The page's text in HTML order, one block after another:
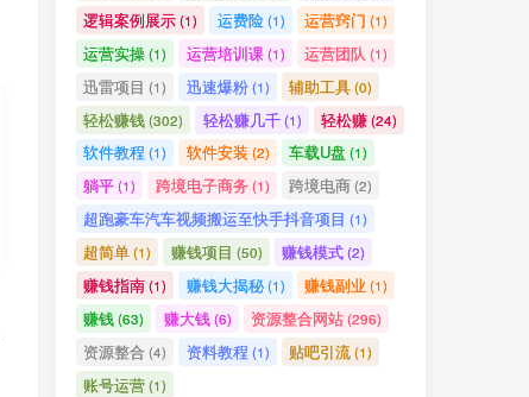
逻辑案例展示(1) 运费险(1) 运营窍门 (1)
运营实操(1) 运营培训课(1) 运营团队 (1)
迅雷项目 (1) 迅速爆粉(1) 辅助工具(0)
轻松赚钱(302) 轻松赚几千(1) 轻松赚(24)
软件教程 (1) 软件安装 (2) 车载U盘 (1)
躺平(1) 跨境电子商务(1) 跨境电商(2)
超跑豪车汽车视频搬运至快手抖音项目 (1)
超简单(1) 赚钱项目 (50) 赚钱模式(2)
赚钱指南(1) 赚钱大揭秘(1) 赚钱副业 (1)
赚钱(63) 赚大钱(6) 资源整合网站(296)
资源整合(4) 资料教程 (1) 贴吧引流(1)
账号运营(1)